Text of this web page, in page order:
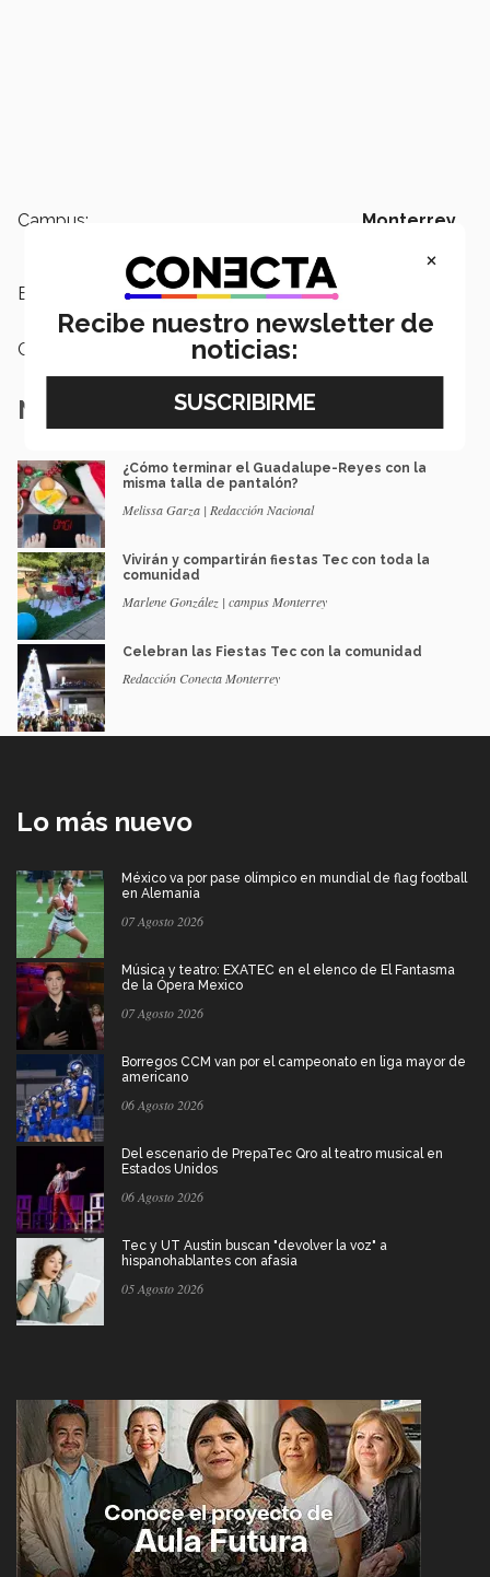
Campus: Monterrey
Etiquetas:
Categoría:
Notas Relacionadas
¿Cómo terminar el Guadalupe-Reyes con la
misma talla de pantalón?
Melissa Garza | Redacción Nacional
Vivirán y compartirán fiestas Tec con toda la
comunidad
Marlene González | campus Monterrey
Celebran las Fiestas Tec con la comunidad
Redacción Conecta Monterrey
Lo más nuevo
México va por pase olímpico en mundial de flag football
en Alemania
07 Agosto 2026
Música y teatro: EXATEC en el elenco de El Fantasma
de la Ópera Mexico
07 Agosto 2026
Borregos CCM van por el campeonato en liga mayor de
americano
06 Agosto 2026
Del escenario de PrepaTec Qro al teatro musical en
Estados Unidos
06 Agosto 2026
Tec y UT Austin buscan "devolver la voz" a
hispanohablantes con afasia
05 Agosto 2026
×
Recibe nuestro newsletter de
noticias: